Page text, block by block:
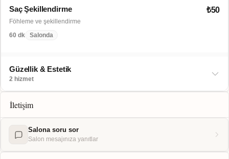
Saç Şekillendirme
Föhleme ve şekillendirme
60 dk
Salonda
₺50
Güzellik & Estetik
2 hizmet
İletişim
Salona soru sor
Salon mesajınıza yanıtlar